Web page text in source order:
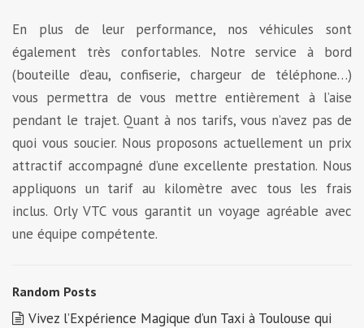
En plus de leur performance, nos véhicules sont
également très confortables. Notre service à bord
(bouteille d’eau, confiserie, chargeur de téléphone…)
vous permettra de vous mettre entièrement à l’aise
pendant le trajet. Quant à nos tarifs, vous n’avez pas de
quoi vous soucier. Nous proposons actuellement un prix
attractif accompagné d’une excellente prestation. Nous
appliquons un tarif au kilomètre avec tous les frais
inclus. Orly VTC vous garantit un voyage agréable avec
une équipe compétente.
Random Posts
Vivez l’Expérience Magique d’un Taxi à Toulouse qui